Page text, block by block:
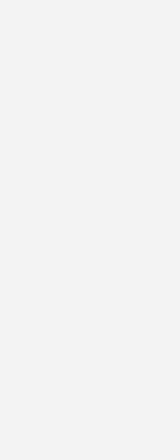
Hinter der zweistufigen
Die endgültige statische
das Aluminiumchassis mit der